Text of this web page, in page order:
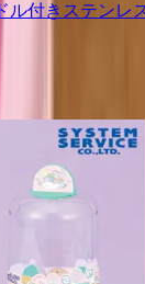
付きステンレ